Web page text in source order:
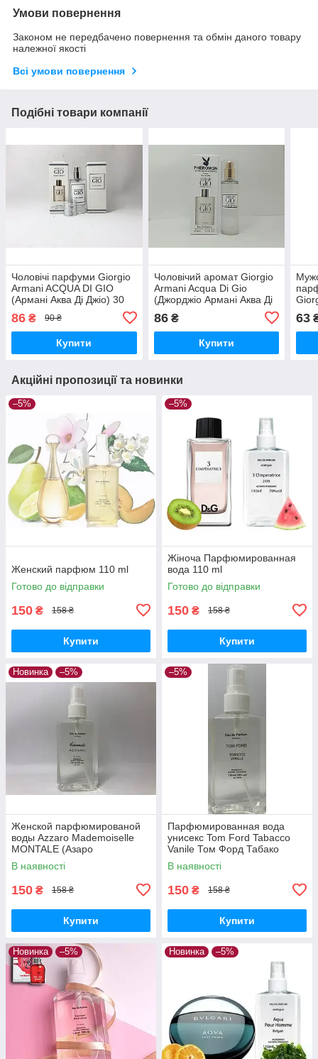
Умови повернення
Законом не передбачено повернення та обмін даного товару
належної якості
Всі умови повернення
Подібні товари компанії
Чоловічі парфуми Giorgio
Armani ACQUA DI GIO
(Армані Аква Ді Джіо) 30
86 ₴ 90 ₴
Купити
Чоловічий аромат Giorgio
Armani Acqua Di Gio
(Джорджіо Армані Аква Ді
Джіо) з феромоном 45 мл
86₴
Купити
17
63
Акційні пропозиції та новинки
–5%
Женский парфюм 110 ml
Готово до відправки
150 ₴ 158 ₴
Купити
–5%
Жіноча Парфюмированная
вода 110 ml
Готово до відправки
150 ₴ 158 ₴
Купити
Новинка –5%
Женской парфюмированой
воды Azzaro Mademoiselle
MONTALE (Азаро
Мадмуазель) 110 ml
В наявності
150 ₴ 158 ₴
Купити
–5%
Парфюмированная вода
унисекс Tom Ford Tabacco
Vanile Том Форд Табако
ваниль 110 ml
В наявності
150 ₴ 158 ₴
Купити
Новинка –5% Новинка –5%